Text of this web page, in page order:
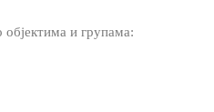
и групама: